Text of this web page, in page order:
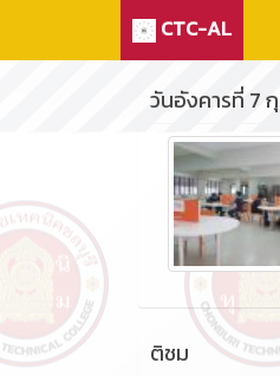
CTC-AL
วันอังคารที่ 7
ติชม